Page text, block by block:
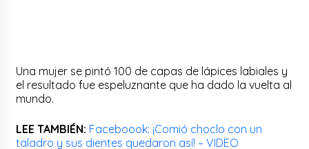
Una mujer se pintó 100 de capas de lápices labiales y
el resultado fue espeluznante que ha dado la vuelta al
mundo.
LEE TAMBIÉN: Faceboook: ¡Comió choclo con un
taladro y sus dientes quedaron así! – VIDEO